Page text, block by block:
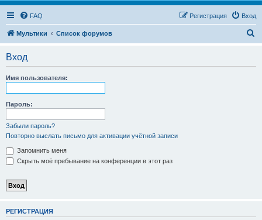
FAQ Вход
Регистрация
Мультики Список форумов
Вход
Имя пользователя:
Пароль:
Забыли пароль?
Повторно выслать письмо для активации учётной записи
Запомнить меня
Скрыть моё пребывание на конференции в этот раз
РЕГИСТРАЦИЯ